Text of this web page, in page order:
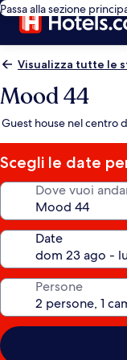
Passa alla sezione
Visualizza tutte le
Mood 44
Guest house nel centro
Scegli le date
Dove vuoi
Date
Persone